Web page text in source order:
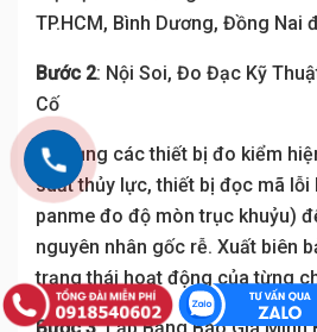
TP.HCM, Bình Dương, Đồng Nai
Bước 2: Nội Soi, Đo Đạc Kỹ
Cố
Sử dụng các thiết bị đo kiểm
suất thủy lực, thiết bị đọc mã lỗi
panme đo độ mòn trục khuỷu)
nguyên nhân gốc rễ. Xuất biên
trạng thái hoạt động của từng